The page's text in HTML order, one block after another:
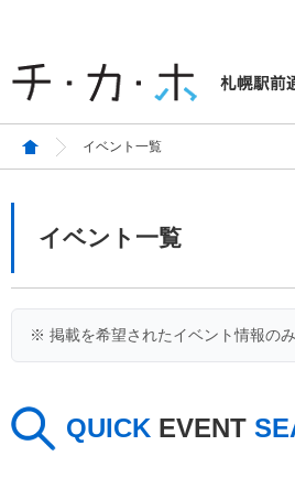
イベント一覧
イベント一覧
※ 掲載を希望されたイベント情報のみ
QUICK EVENT